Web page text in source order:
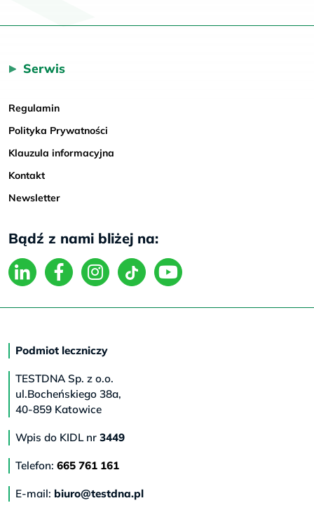
Serwis
Regulamin
Polityka Prywatności
Klauzula informacyjna
Kontakt
Newsletter
Bądź z nami bliżej na:
Podmiot leczniczy
TESTDNA Sp. z o.o.
ul.Bocheńskiego 38a,
40-859 Katowice
Wpis do KIDL nr 3449
Telefon: 665 761 161
E-mail: biuro@testdna.pl